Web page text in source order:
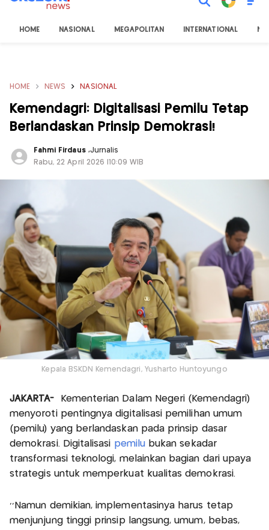
HOME NASIONAL MEGAPOLITAN INTERNATIONAL
HOME NEWS NASIONAL
Kemendagri: Digitalisasi Pemilu Tetap
Berlandaskan Prinsip Demokrasi!
Fahmi Firdaus ,Jurnalis
Rabu, 22 April 2026 |10:09 WIB
Kepala BSKDN Kemendagri, Yusharto Huntoyungo
JAKARTA- Kementerian Dalam Negeri (Kemendagri)
menyoroti pentingnya digitalisasi pemilihan umum
(pemilu) yang berlandaskan pada prinsip dasar
demokrasi. Digitalisasi pemilubukan sekadar
transformasi teknologi, melainkan bagian dari upaya
strategis untuk memperkuat kualitas demokrasi.
‘’Namun demikian, implementasinya harus tetap
menjunjung tinggi prinsip langsung, umum, bebas,